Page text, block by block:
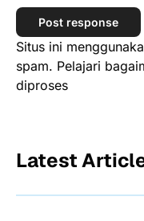
Situs ini
spam. Pelajari
diproses
Latest